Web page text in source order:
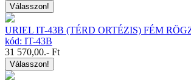
Válasszon!
URIEL IT-43B (TÉRD ORTÉZIS) FÉM
kód: IT-43B
31 570,00.- Ft
Válasszon!